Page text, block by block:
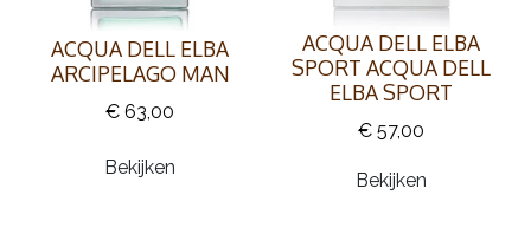
ACQUA DELL ELBA
ARCIPELAGO MAN
€ 63,00
Bekijken
ACQUA DELL ELBA
SPORT ACQUA DELL
ELBA SPORT
€ 57,00
Bekijken